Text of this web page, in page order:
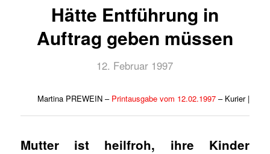
Hätte Entführung in
Auftrag geben müssen
12. Februar 1997
Martina PREWEIN – Printausgabe vom 12.02.1997– Kurier |
Mutter ist heilfroh, ihre Kinder